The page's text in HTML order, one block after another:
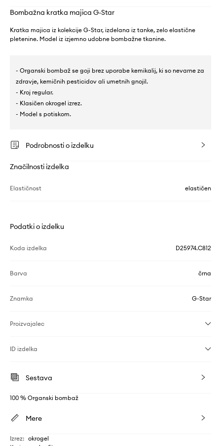
Bombažna kratka majica G-Star
Kratka majica iz kolekcije G-Star, izdelana iz tanke, zelo elastične
pletenine. Model iz izjemno udobne bombažne tkanine.
- Organski bombaž se goji brez uporabe kemikalij, ki so nevarne za
zdravje, kemičnih pesticidov ali umetnih gnojil.
- Kroj regular.
- Klasičen okrogel izrez.
- Model s potiskom.
Podrobnosti o izdelku
Značilnosti izdelka
Elastičnost elastičen
Podatki o izdelku
Koda izdelka D25974.C812
Barva črna
Znamka G-Star
Proizvajalec
ID izdelka
Sestava
100 % Organski bombaž
Mere
Izrez: okrogel